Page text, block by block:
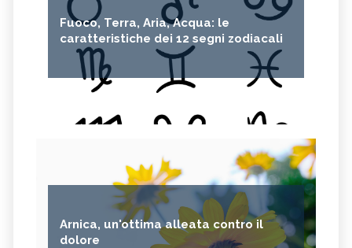
Fuoco, Terra, Aria, Acqua: le
caratteristiche dei 12 segni zodiacali
Arnica, un'ottima alleata contro il
dolore